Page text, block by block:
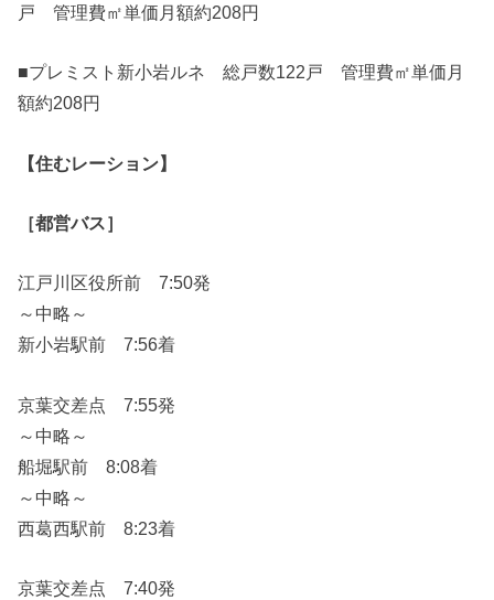
戸 管理費㎡単価月額約208円
■プレミスト新小岩ルネ 総戸数122戸 管理費㎡単価月
額約208円
【住むレーション】
［都営バス］
江戸川区役所前 7:50発
～中略～
新小岩駅前 7:56着
京葉交差点 7:55発
～中略～
船堀駅前 8:08着
～中略～
西葛西駅前 8:23着
京葉交差点 7:40発